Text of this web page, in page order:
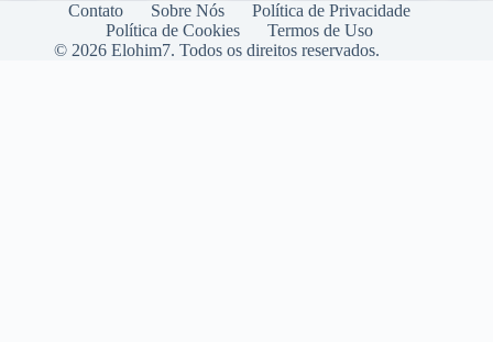
Contato Sobre Nós
Política de Privacidade
Política de Cookies
Termos de Uso
© 2026 Elohim7. Todos os direitos reservados.